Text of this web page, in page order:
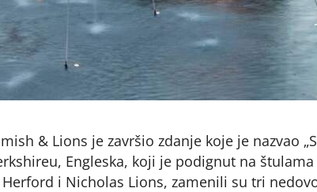
& Lions je završio zdanje koje je nazvao
Engleska, koji je podignut na
i Nicholas Lions, zamenili su tri